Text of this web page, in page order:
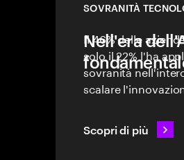
SOVRANITÀ
Nell'era
Il 46% delle
solo il 22% l'ha
sovranità
scalare
Scopri di più